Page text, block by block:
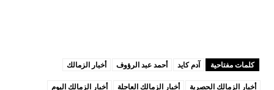
كلمات مفتاحية آدم كايد أحمد عبد الرؤوف أخبار الزمالك
أخبار الزمالك الحصرية أخبار الزمالك العاجلة أخبار الزمالك اليوم